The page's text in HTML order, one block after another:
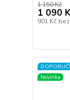
1 150 Kč
1 090
901 Kč
Novinka